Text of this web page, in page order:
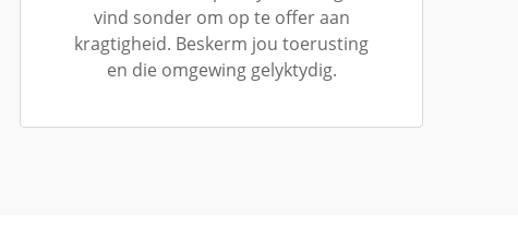
vind sonder om op te offer aan
kragtigheid. Beskerm jou toerusting
en die omgewing gelyktydig.